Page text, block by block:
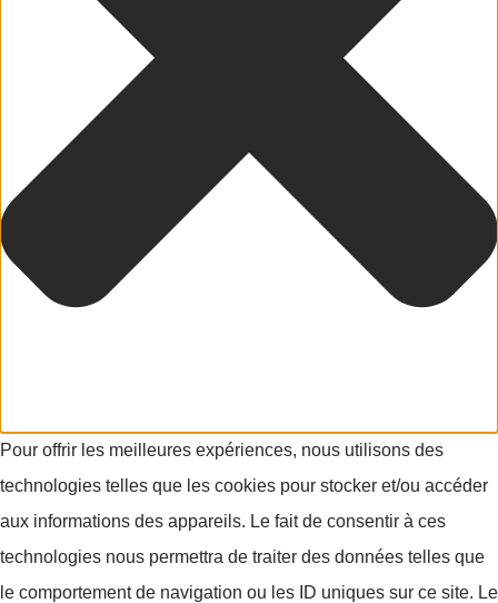
Pour offrir les meilleures expériences, nous utilisons des
technologies telles que les cookies pour stocker et/ou accéder
aux informations des appareils. Le fait de consentir à ces
technologies nous permettra de traiter des données telles que
le comportement de navigation ou les ID uniques sur ce site. Le